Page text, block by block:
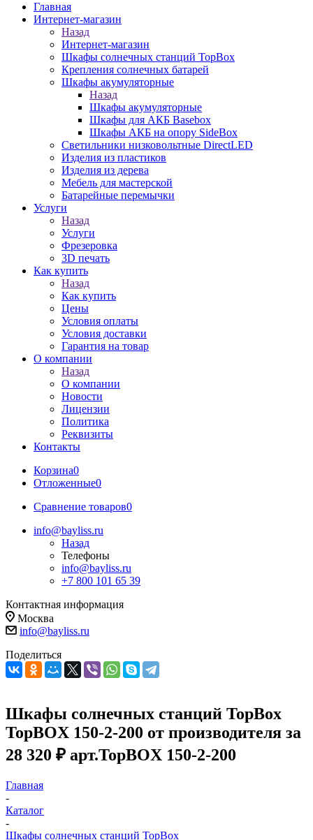
Главная
Интернет-магазин
Назад
Интернет-магазин
Шкафы солнечных станций TopBox
Крепления солнечных батарей
Шкафы акумуляторные
Назад
Шкафы акумуляторные
Шкафы для АКБ Basebox
Шкафы АКБ на опору SideBox
Светильники низковольтные DirectLED
Изделия из пластиков
Изделия из дерева
Мебель для мастерской
Батарейные перемычки
Услуги
Назад
Услуги
Фрезеровка
3D печать
Как купить
Назад
Как купить
Цены
Условия оплаты
Условия доставки
Гарантия на товар
О компании
Назад
О компании
Новости
Лицензии
Политика
Реквизиты
Контакты
Корзина0
Отложенные0
Сравнение товаров0
info@bayliss.ru
Назад
Телефоны
info@bayliss.ru
+7 800 101 65 39
Контактная информация
Москва
info@bayliss.ru
Поделиться
Шкафы солнечных станций TopBox
TopBOX 150-2-200 от производителя за
28 320 ₽ арт.TopBOX 150-2-200
Главная
-
Каталог
-
Шкафы солнечных станций TopBox